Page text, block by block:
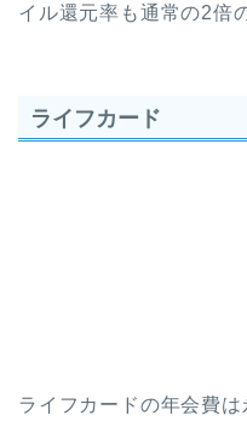
イル還元率も通常の2倍
ライフカード
ライフカードの年会費は